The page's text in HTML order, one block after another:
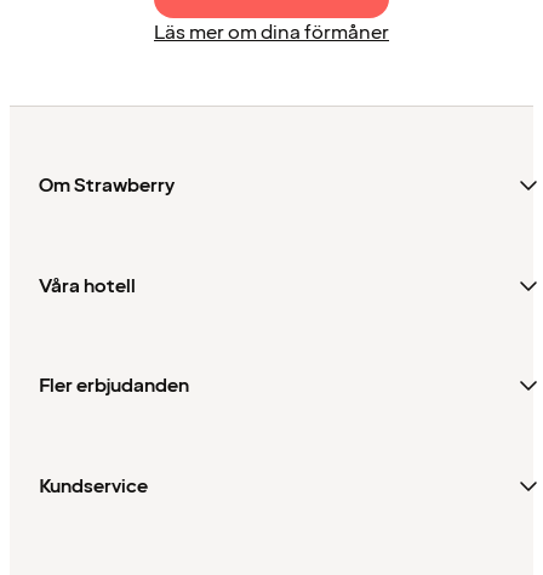
Läs mer om dina förmåner
Om Strawberry
Våra hotell
Fler erbjudanden
Kundservice